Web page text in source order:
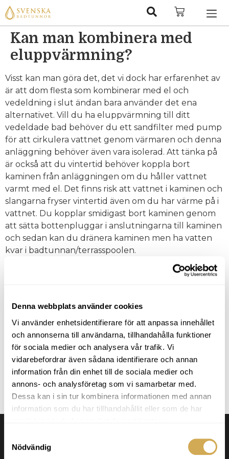
Denna webbplats använder cookies
Vi använder enhetsidentifierare för att anpassa innehållet
och annonserna till användarna, tillhandahålla funktioner
för sociala medier och analysera vår trafik. Vi
vidarebefordrar även sådana identifierare och annan
information från din enhet till de sociala medier och
annons- och analysföretag som vi samarbetar med.
Dessa kan i sin tur kombinera informationen med annan
information som du har tillhandahållit eller som de har
Nödvändig
Kan man kombinera med
eluppvärmning?
Visst kan man göra det, det vi dock har erfarenhet av
är att dom flesta som kombinerar med el och
vedeldning i slut ändan bara använder det ena
alternativet. Vill du ha eluppvärmning till ditt
vedeldade bad behöver du ett sandfilter med pump
för att cirkulera vattnet genom värmaren och denna
anläggning behöver även vara isolerad. Att tänka på
är också att du vintertid behöver koppla bort
kaminen från anläggningen om du håller vattnet
varmt med el. Det finns risk att vattnet i kaminen och
slangarna fryser vintertid även om du har värme på i
vattnet. Du kopplar smidigast bort kaminen genom
att sätta bottenpluggar i anslutningarna till kaminen
och sedan kan du dränera kaminen men ha vatten
kvar i badtunnan/terrasspoolen.
Isoleringen i våra badtunnor är avsedd för att
anpassad till att varmhålla med eluppvärmning så
driftkostnaden kan bli hög med eluppvärmning.
Till våra terrasspooler kan du välja till fullisolering
och denna är anpassad att hålla värmen även med
eluppvärmning och det fungerar därför bättre att ha
en ved och el uppvärmd terrasspool jämfört med
fristående badtunna.
TaggedBadtunnorVedeldade terrasspooler